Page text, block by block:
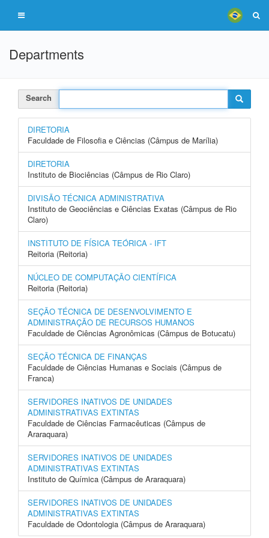
Departments
Search
DIRETORIA
Faculdade de Filosofia e Ciências (Câmpus de Marília)
DIRETORIA
Instituto de Biociências (Câmpus de Rio Claro)
DIVISÃO TÉCNICA ADMINISTRATIVA
Instituto de Geociências e Ciências Exatas (Câmpus de Rio
Claro)
INSTITUTO DE FÍSICA TEÓRICA - IFT
Reitoria (Reitoria)
NÚCLEO DE COMPUTAÇÃO CIENTÍFICA
Reitoria (Reitoria)
SEÇÃO TÉCNICA DE DESENVOLVIMENTO E
ADMINISTRAÇÃO DE RECURSOS HUMANOS
Faculdade de Ciências Agronômicas (Câmpus de Botucatu)
SEÇÃO TÉCNICA DE FINANÇAS
Faculdade de Ciências Humanas e Sociais (Câmpus de
Franca)
SERVIDORES INATIVOS DE UNIDADES
ADMINISTRATIVAS EXTINTAS
Faculdade de Ciências Farmacêuticas (Câmpus de
Araraquara)
SERVIDORES INATIVOS DE UNIDADES
ADMINISTRATIVAS EXTINTAS
Instituto de Química (Câmpus de Araraquara)
SERVIDORES INATIVOS DE UNIDADES
ADMINISTRATIVAS EXTINTAS
Faculdade de Odontologia (Câmpus de Araraquara)